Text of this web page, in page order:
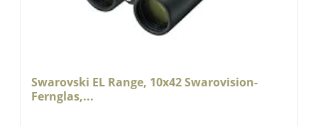
Swarovski EL Range, 10x42 Swarovision-
Fernglas,...